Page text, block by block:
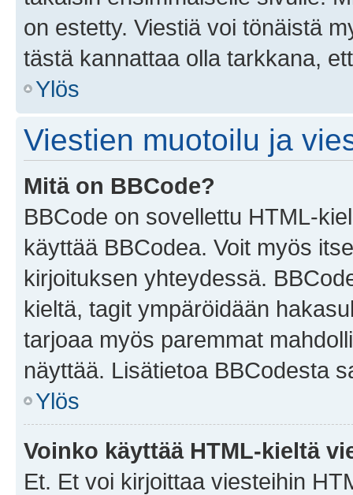
on estetty. Viestiä voi tönäistä
tästä kannattaa olla tarkkana,
Ylös
Viestien muotoilu ja
Mitä on BBCode?
BBCode on sovellettu HTML-
käyttää BBCodea. Voit myös
kirjoituksen yhteydessä.
kieltä, tagit ympäröidään
tarjoaa myös paremmat
näyttää. Lisätietoa BBCodesta
Ylös
Voinko käyttää HTML-kieltä
Et. Et voi kirjoittaa viesteihin